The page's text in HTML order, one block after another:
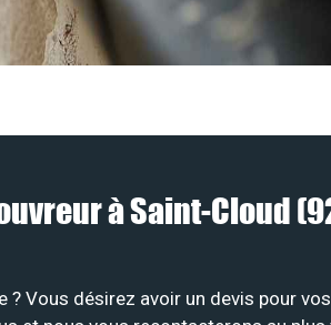
à Saint-Cloud
Vous désirez avoir un devis pour